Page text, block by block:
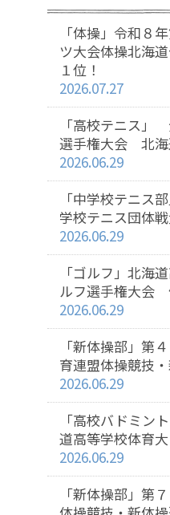
「体操」令和８
ツ大会体操北海
１位！
2026.07.27
「高校テニス」
選手権大会 北
2026.06.29
「中学校テニス
学校テニス団体
2026.06.29
「ゴルフ」北海
ルフ選手権大会
2026.06.29
「新体操部」第
育連盟体操競技
2026.06.29
「高校バドミン
道高等学校体育
2026.06.29
「新体操部」第